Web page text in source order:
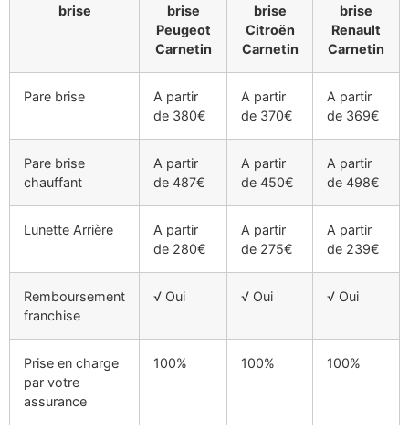
brise
brise
Peugeot
Carnetin
brise
Citroën
Carnetin
brise
Renault
Carnetin
Pare brise
A partir
de 380€
A partir
de 370€
A partir
de 369€
Pare brise
chauffant
A partir
de 487€
A partir
de 450€
A partir
de 498€
Lunette Arrière
A partir
de 280€
A partir
de 275€
A partir
de 239€
Remboursement
franchise
√ Oui √ Oui √ Oui
Prise en charge
par votre
assurance
100% 100% 100%